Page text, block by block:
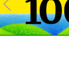
Pre
v